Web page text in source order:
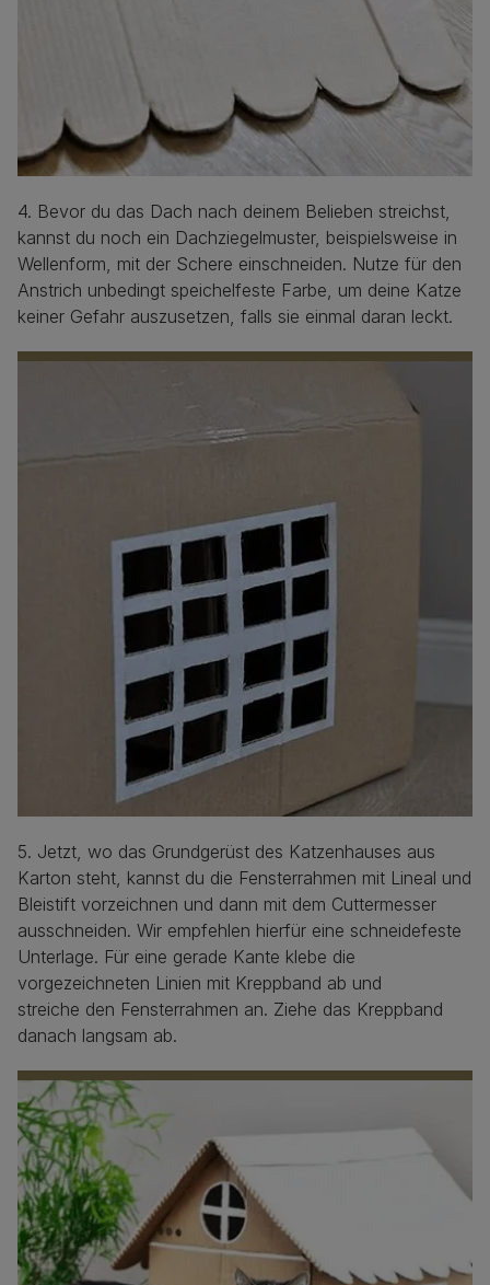
4. Bevor du das Dach nach deinem Belieben streichst,
kannst du noch ein Dachziegelmuster, beispielsweise in
Wellenform, mit der Schere einschneiden. Nutze für den
Anstrich unbedingt speichelfeste Farbe, um deine Katze
keiner Gefahr auszusetzen, falls sie einmal daran leckt.
5. Jetzt, wo das Grundgerüst des Katzenhauses aus
Karton steht, kannst du die Fensterrahmen mit Lineal und
Bleistift vorzeichnen und dann mit dem Cuttermesser
ausschneiden. Wir empfehlen hierfür eine schneidefeste
Unterlage. Für eine gerade Kante klebe die
vorgezeichneten Linien mit Kreppband ab und
streiche den Fensterrahmen an. Ziehe das Kreppband
danach langsam ab.